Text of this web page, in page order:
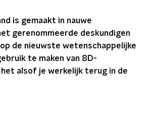
is gemaakt in nauwe
gerenommeerde deskundigen
de nieuwste wetenschappelijke
te maken van 8D-
alsof je werkelijk terug in de